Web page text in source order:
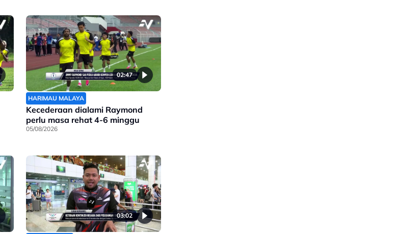
02:47
HARIMAU MALAYA
Kecederaan dialami Raymond
perlu masa rehat 4-6 minggu
05/08/2026
03:02